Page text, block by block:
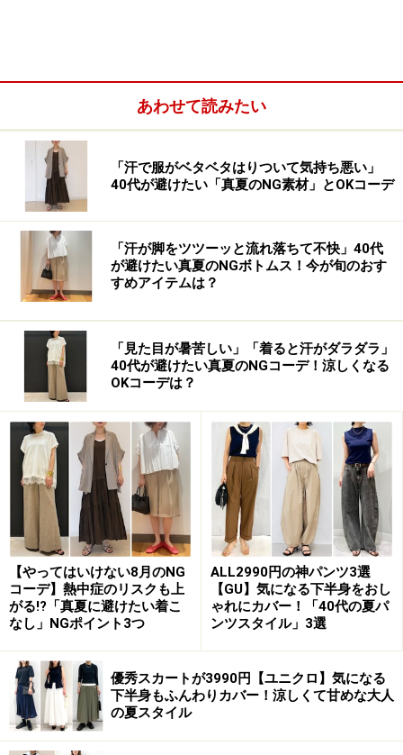
ボトムスと合わせてもちょうどよく、どんなコーデにも
なじむのが◎。首元はノーカラーで、上品かつきれいめ
なイメージ。肩のラインに丸みを持たせたドロップショ
ルダーで、肩まわりにもゆとりがあるので袖も通しやす
くなっています。
また、迫力が出がちなファーアウターですが、カラバリ
にはオフホワイト、グレー、ベージュ、ブルーと女性ら
しく品のいいカラーが揃っていて、着やすいのも魅力。
しかもこのクオリティで2990円！ 人気が出ること間違い
なしのアウターです。
2. 大きめに着たい、温かみのあるコーデュ
ロイジャケット
ユニクロ コーデュロイリラックスジャケット 3990円（税
抜）
ざっくりとビッグサイズで着こなしたい「コーデュロイ
リラックスジャケット」。少しゆったりとしたデザイン
エットが可愛い！と口コミでも評判のアイテムです。
コーデュロイのジャケットは一見、生地が固そうなイメ
ージがありますが、この「コーデュロイリラックスジャ
あわせて読みたい
「汗で服がベタベタはりついて気持ち悪い」
40代が避けたい「真夏のNG素材」とOKコーデ
「汗が脚をツツーッと流れ落ちて不快」40代
が避けたい真夏のNGボトムス！今が旬のおす
すめアイテムは？
「見た目が暑苦しい」「着ると汗がダラダラ」
40代が避けたい真夏のNGコーデ！涼しくなる
OKコーデは？
【やってはいけない8月のNG
コーデ】熱中症のリスクも上
がる!?「真夏に避けたい着こ
なし」NGポイント3つ
ALL2990円の神パンツ3選
【GU】気になる下半身をおし
ゃれにカバー！「40代の夏パ
ンツスタイル」3選
優秀スカートが3990円【ユニクロ】気になる
下半身もふんわりカバー！涼しくて甘めな大人
の夏スタイル